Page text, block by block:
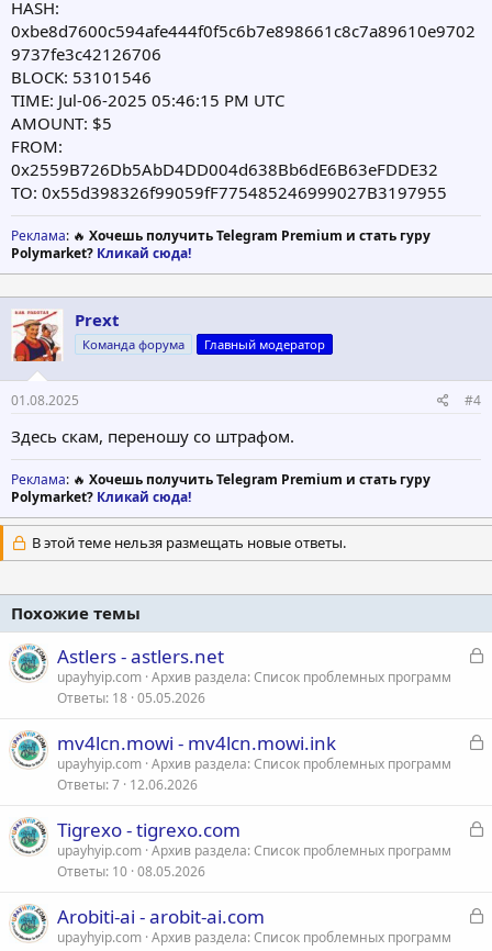
HASH:
0xbe8d7600c594afe444f0f5c6b7e898661c8c7a89610e9702
9737fe3c42126706
BLOCK: 53101546
TIME: Jul-06-2025 05:46:15 PM UTC
AMOUNT: $5
FROM:
0x2559B726Db5AbD4DD004d638Bb6dE6B63eFDDE32
TO: 0x55d398326f99059fF775485246999027B3197955
Реклама: 🔥 Хочешь получить Telegram Premium и стать гуру
Polymarket? Кликай сюда!
Prext
Команда форума Главный модератор
01.08.2025 #4
Здесь скам, переношу со штрафом.
Реклама: 🔥 Хочешь получить Telegram Premium и стать гуру
Polymarket? Кликай сюда!
В этой теме нельзя размещать новые ответы.
Похожие темы
З
Astlers - astlers.net
upayhyip.com Архив раздела: Список проблемных программ
Ответы 18 05.05.2026
З
mv4lcn.mowi - mv4lcn.mowi.ink
upayhyip.com Архив раздела: Список проблемных программ
Ответы 7 12.06.2026
З
Tigrexo - tigrexo.com
upayhyip.com Архив раздела: Список проблемных программ
Ответы 10 08.05.2026
З
Arobiti-ai - arobit-ai.com
upayhyip.com Архив раздела: Список проблемных программ